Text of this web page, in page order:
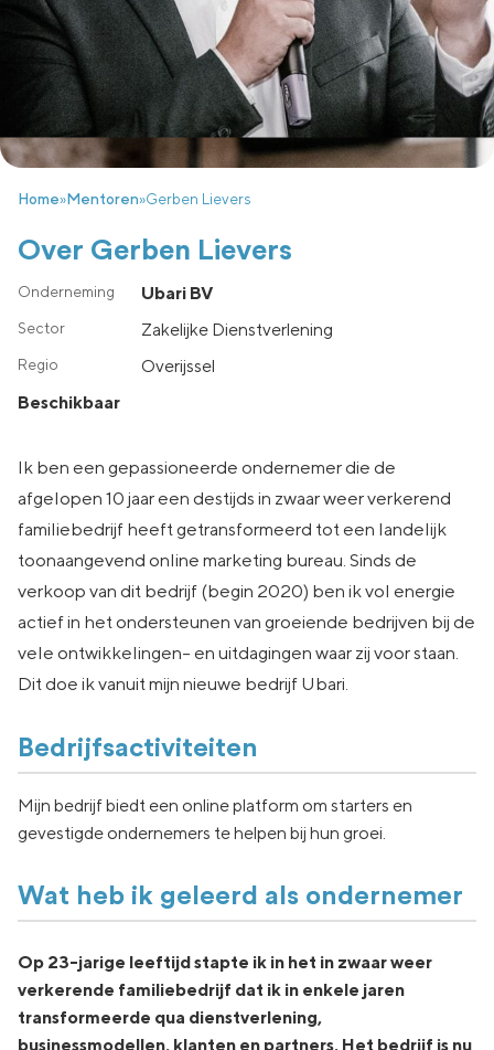
Home»Mentoren»Gerben Lievers
Over Gerben Lievers
Ubari BV
Zakelijke Dienstverlening
overijssel
Beschikbaar
Ik ben een gepassioneerde ondernemer die de
afgelopen 10 jaar een destijds in zwaar weer verkerend
familiebedrijf heeft getransformeerd tot een landelijk
toonaangevend online marketing bureau. Sinds de
verkoop van dit bedrijf (begin 2020) ben ik vol energie
actief in het ondersteunen van groeiende bedrijven bij de
vele ontwikkelingen- en uitdagingen waar zij voor staan.
Dit doe ik vanuit mijn nieuwe bedrijf Ubari.
Bedrijfsactiviteiten
Mijn bedrijf biedt een online platform om starters en
gevestigde ondernemers te helpen bij hun groei.
Wat heb ik geleerd als ondernemer
Op 23-jarige leeftijd stapte ik in het in zwaar weer
verkerende familiebedrijf dat ik in enkele jaren
transformeerde qua dienstverlening,
businessmodellen, klanten en partners. Het bedrijf is nu